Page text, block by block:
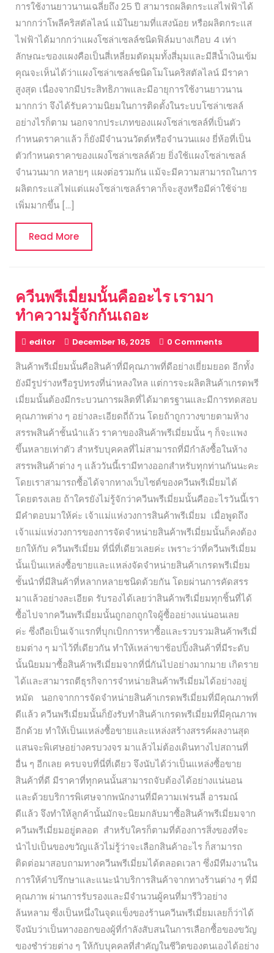
การใช้งานยาวนานเฉลี่ยถึง 25 ปี สามารถผลิตกระแสไฟฟ้าได้
มากกว่าโพลีคริสตัลไลน์ แม้ในยามที่แสงน้อย หรือผลิตกระแส
ไฟฟ้าได้มากกว่าแผงโซล่าเซลล์ชนิดฟิล์มบางเกือบ 4 เท่า
ลักษณะของแผงคือเป็นสี่เหลี่ยมตัดมุมทั้งสี่มุมและมีสีน้ำเงินเข้ม
คุณจะเห็นได้ว่าแผงโซล่าเซลล์ชนิดโมโนคริสตัลไลน์ มีราคา
สูงสุด เนื่องจากมีประสิทธิภาพและมีอายุการใช้งานยาวนาน
มากกว่า จึงได้รับความนิยมในการติดตั้งในระบบโซล่าเซลล์
อย่างไรก็ตาม นอกจากประเภทของแผงโซล่าเซลล์ที่เป็นตัว
กำหนดราคาแล้ว ก็ยังมีจำนวนวัตต์หรือจำนวนแผง ยี่ห้อที่เป็น
ตัวกำหนดราคาของแผงโซล่าเซลล์ด้วย ยิ่งใช้แผงโซล่าเซลล์
จำนวนมาก หลายๆ แผงต่อรวมกัน แม้จะมีความสามารถในการ
ผลิตกระแสไฟแต่แผงโซล่าเซลล์ราคาก็จะสูงหรือมีค่าใช้จ่าย
เพิ่มมากขึ้น […]
Read MoreRead
More
ควีนพรีเมี่ยมนั้นคืออะไร เรามา
ทำความรู้จักกันเถอะ
editor December 16, 2025 0 Comments
สินค้าพรีเมี่ยมนั้นคือสินค้าที่มีคุณภาพที่ดีอย่างเยี่ยมยอด อีกทั้ง
ยังมีรูปร่างหรือรูปทรงที่น่าหลงใหล แต่การจะผลิตสินค้าเกรดพรี
เมี่ยมนั้นต้องมีกระบวนการผลิตที่ได้มาตรฐานและมีการทดสอบ
คุณภาพต่าง ๆ อย่างละเอียดถี่ถ้วน โดยถ้าถูกวางขายตามห้าง
สรรพสินค้าชั้นนำแล้ว ราคาของสินค้าพรีเมี่ยมนั้น ๆ ก็จะแพง
ขึ้นหลายเท่าตัว สำหรับบุคคลที่ไม่สามารถที่มีกำลังซื้อในห้าง
สรรพสินค้าต่าง ๆ แล้ววันนี้เรามีทางออกสำหรับทุกท่านกันนะคะ
โดยเราสามารถซื้อได้จากทางเว็บไซต์ของควีนพรีเมี่ยมได้
โดยตรงเลย ถ้าใครยังไม่รู้จักว่าควีนพรีเมี่ยมนั้นคืออะไรวันนี้เรา
มีคำตอบมาให้ค่ะ เจ้าแม่แห่งวงการสินค้าพรีเมี่ยม เมื่อพูดถึง
เจ้าแม่แห่งวงการของการจัดจำหน่ายสินค้าพรีเมี่ยมนั้นก็คงต้อง
ยกให้กับ ควีนพรีเมี่ยม ที่นี่ที่เดียวเลยค่ะ เพราะว่าที่ควีนพรีเมี่ยม
นั้นเป็นแหล่งซื้อขายและแหล่งจัดจำหน่ายสินค้าเกรดพรีเมี่ยม
ชั้นนำที่มีสินค้าที่หลากหลายชนิดด้วยกัน โดยผ่านการคัดสรร
มาแล้วอย่างละเอียด รับรองได้เลยว่าสินค้าพรีเมี่ยมทุกชิ้นที่ได้
ซื้อไปจากควีนพรีเมี่ยมนั้นถูกอกถูกใจผู้ซื้ออย่างแน่นอนเลย
ค่ะ ซึ่งถือเป็นเจ้าแรกที่บุกเบิกการหาซื้อและรวบรวมสินค้าพรีเมี่
ยมต่าง ๆ มาไว้ที่เดียวกัน ทำให้เหล่าขาช้อปปิ้งสินค้าที่มีระดับ
นั้นนิยมมาซื้อสินค้าพรีเมี่ยมจากที่นี่กันไปอย่างมากมาย เกิดราย
ได้และสามารถตีธุรกิจการจำหน่ายสินค้าพรีเมี่ยมได้อย่างอยู่
หมัด นอกจากการจัดจำหน่ายสินค้าเกรดพรีเมี่ยมที่มีคุณภาพที่
ดีแล้ว ควีนพรีเมี่ยมนั้นก็ยังรับทำสินค้าเกรดพรีเมี่ยมที่มีคุณภาพ
อีกด้วย ทำให้เป็นแหล่งซื้อขายและแหล่งสร้างสรรค์ผลงานสุด
แสนจะพิเศษอย่างครบวงจร มาแล้วไม่ต้องเดินทางไปสถานที่
อื่น ๆ อีกเลย ครบจบที่นี่ที่เดียว จึงนับได้ว่าเป็นแหล่งซื้อขาย
สินค้าที่ดี มีราคาที่ทุกคนนั้นสามารถจับต้องได้อย่างแน่นอน
และด้วยบริการพิเศษจากพนักงานที่มีความเฟรนลี่ อารมณ์
ดีแล้ว จึงทำให้ลูกค้านั้นมักจะนิยมกลับมาซื้อสินค้าพรีเมี่ยมจาก
ควีนพรีเมี่ยมอยู่ตลอด สำหรับใครก็ตามที่ต้องการสิ่งของที่จะ
นำไปเป็นของขวัญแล้วไม่รู้ว่าจะเลือกสินค้าอะไร ก็สามารถ
ติดต่อมาสอบถามทางควีนพรีเมี่ยมได้ตลอดเวลา ซึ่งมีทีมงานใน
การให้คำปรึกษาและแนะนำบริการสินค้าจากทางร้านต่าง ๆ ที่มี
คุณภาพ ผ่านการรับรองและมีจำนวนผู้คนที่มารีวิวอย่าง
ล้นหลาม ซึ่งเป็นหนึ่งในจุดแข็งของร้านควีนพรีเมี่ยมเลยก็ว่าได้
จึงนับว่าเป็นทางออกของผู้ที่กำลังสับสนในการเลือกซื้อของขวัญ
ของชำร่วยต่าง ๆ ให้กับบุคคลที่สำคัญในชีวิตของตนเองได้อย่าง